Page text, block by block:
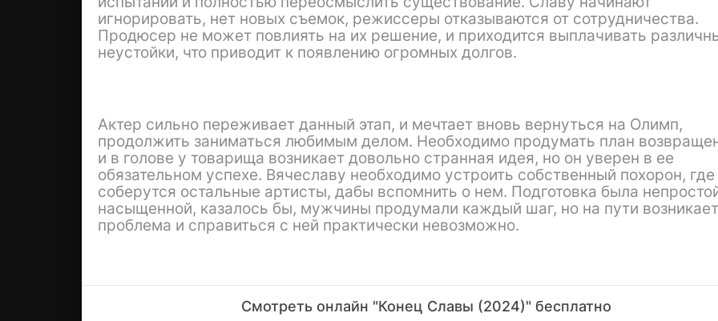
игнорировать, нет новых съемок, режиссеры отказываются от сотрудничества.
Продюсер не может повлиять на их решение, и приходится выплачивать
неустойки, что приводит к появлению огромных долгов.
Актер сильно переживает данный этап, и мечтает вновь вернуться на Олимп,
продолжить заниматься любимым делом. Необходимо продумать план
и в голове у товарища возникает довольно странная идея, но он уверен в ее
обязательном успехе. Вячеславу необходимо устроить собственный похорон, где
соберутся остальные артисты, дабы вспомнить о нем. Подготовка была
насыщенной, казалось бы, мужчины продумали каждый шаг, но на пути возникает
проблема и справиться с ней практически невозможно.
Смотреть онлайн "Конец Славы (2024)" бесплатно